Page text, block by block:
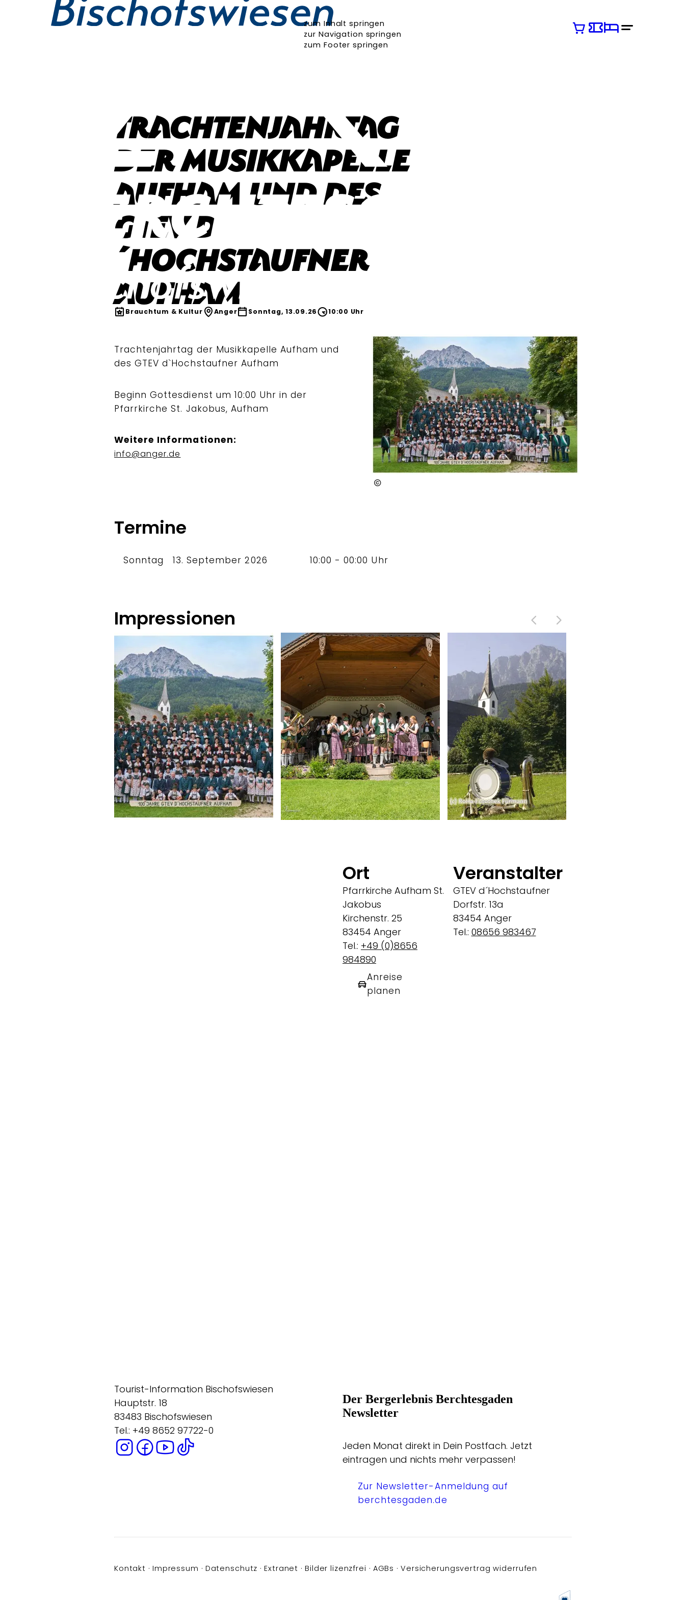
zum Inhalt springen
zur Navigation springen
zum Footer springen
Trachtenjahrtag
der Musikkapelle
Aufham und des
GTEV d
´Hochstaufner
Aufham
Brauchtum & Kultur Anger Sonntag, 13.09.26 10:00 Uhr
GTEV d´Hochstaufner Aufham
Trachtenjahrtag der Musikkapelle Aufham und
des GTEV d`Hochstaufner Aufham
Beginn Gottesdienst um 10:00 Uhr in der
Pfarrkirche St. Jakobus, Aufham
Weitere Informationen:
info@anger.de
Termine
Sonntag 13. September 2026 10:00 - 00:00 Uhr
Impressionen
Ort
Pfarrkirche Aufham St.
Jakobus
Kirchenstr. 25
83454 Anger
Tel.: +49 (0)8656
984890
Anreise
planen
Veranstalter
GTEV d´Hochstaufner
Dorfstr. 13a
83454 Anger
Tel.: 08656 983467
Tourist-Information Bischofswiesen
Hauptstr. 18
83483 Bischofswiesen
Tel.: +49 8652 97722-0
Der Bergerlebnis Berchtesgaden
Newsletter
Jeden Monat direkt in Dein Postfach. Jetzt
eintragen und nichts mehr verpassen!
Zur Newsletter-Anmeldung auf
berchtesgaden.de
Kontakt Impressum Datenschutz Extranet Bilder lizenzfrei AGBs Versicherungsvertrag widerrufen